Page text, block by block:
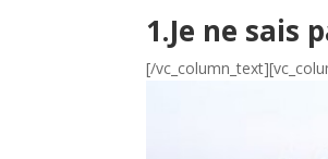
1.Je ne sais
[/